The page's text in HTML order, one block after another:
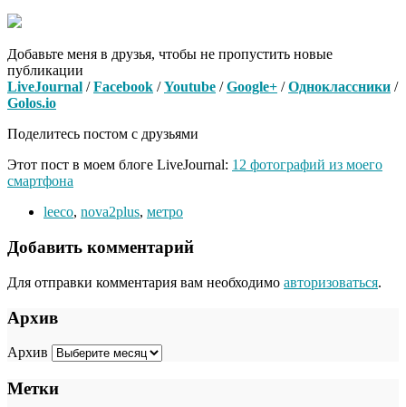
Добавьте меня в друзья, чтобы не пропустить новые
публикации
LiveJournal /Facebook /Youtube /Google+ /Одноклассники /
Golos.io
Поделитесь постом с друзьями
Этот пост в моем блоге LiveJournal: 12 фотографий из моего
смартфона
leeco, nova2plus, метро
Добавить комментарий
Для отправки комментария вам необходимо авторизоваться.
Архив
Архив
Метки